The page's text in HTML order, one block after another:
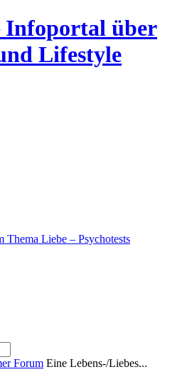
Infoportal über
Lifestyle
Thema Liebe – Psychotests
Forum Eine Lebens-/Liebes...